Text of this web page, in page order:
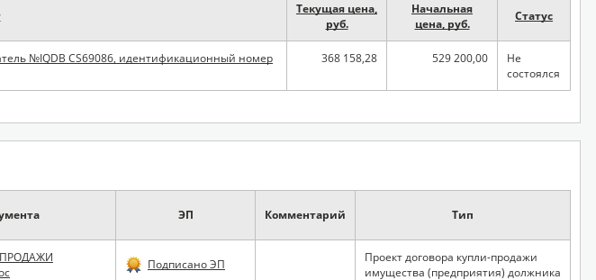
Текущая цена,
руб.
Начальная
цена, руб.
Статус
№IQDB CS69086, идентификационный номер
368 158,28 529 200,00
Не
состоялся
ЭП Комментарий Тип
Подписано ЭП
Проект договора купли-продажи
имущества (предприятия) должника